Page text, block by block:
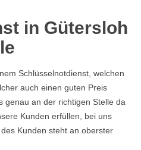
in Gütersloh
Schlüsselnotdienst, welchen
auch einen guten Preis
genau an der richtigen Stelle da
Kunden erfüllen, bei uns
Kunden steht an oberster